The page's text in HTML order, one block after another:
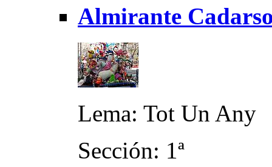
Almirante
Lema: Tot Un Any
Sección: 1ª